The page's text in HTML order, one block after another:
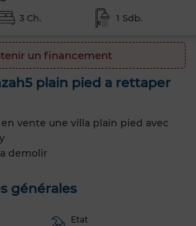
3 Ch. 1 Sdb.
un financement
plain pied a rettaper
vente une villa plain pied avec
demolir
générales
Etat